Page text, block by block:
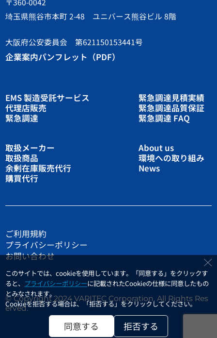
このサイトでは、cookieを使用しています。「同意する」をクリックす
ると、 プライバシーポリシーに記載されたCookieの仕様に同意したもの
とみなされます。
Cookieを拒否する場合は、「拒否する」をクリックしてください。
同意する 拒否する
埼玉県熊谷市本町 2-48 ユニバース熊谷ビル 8階
大阪府公安委員会 第621150153441号
企業案内パンフレット（PDF）
EMS 製造受託サービス
代理店販売
緊急調達
取扱メーカー
取扱商品
余剰在庫販売代行
購買代行
緊急調達見積実績
緊急調達品質保証
緊急調達 FAQ
About us
環境への取り組み
News
ご利用規約
プライバシーポリシー
お問い合わせ
© Copyright 2024 VARITEC Corporation. All Rights Res
erved.